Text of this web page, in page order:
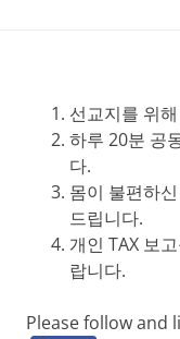
선교지를 위
하루 20분 공
다.
몸이 불편하
드립니다.
개인 TAX 보
랍니다.
Please follow and